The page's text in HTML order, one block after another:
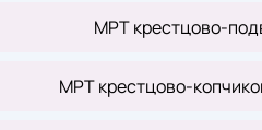
МРТ крестцово-
МРТ крестцово-